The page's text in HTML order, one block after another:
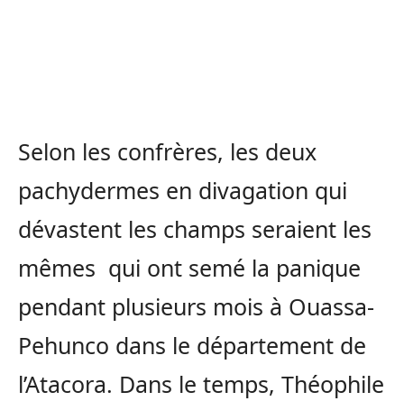
Selon les confrères, les deux
pachydermes en divagation qui
dévastent les champs seraient les
mêmes qui ont semé la panique
pendant plusieurs mois à Ouassa-
Pehunco dans le département de
l’Atacora. Dans le temps, Théophile